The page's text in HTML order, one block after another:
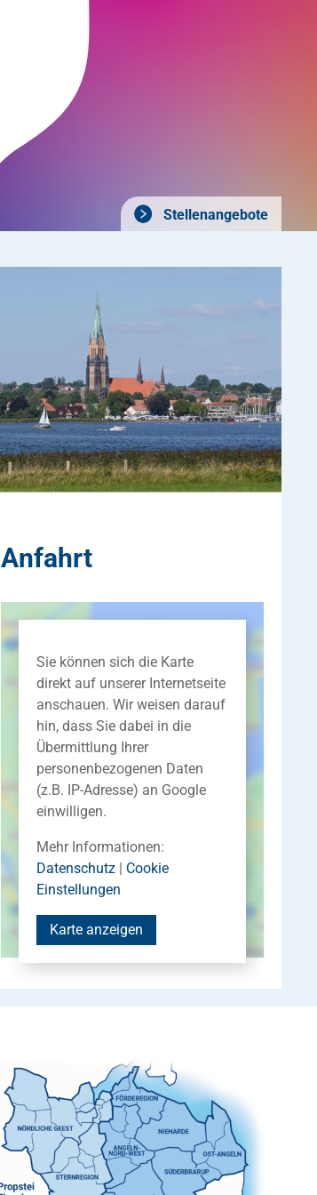
Stellenangebote
Anfahrt
Sie können sich die Karte
direkt auf unserer Internetseite
anschauen. Wir weisen darauf
hin, dass Sie dabei in die
Übermittlung Ihrer
personenbezogenen Daten
(z.B. IP-Adresse) an Google
einwilligen.
Mehr Informationen:
Datenschutz| Cookie
Einstellungen
Karte anzeigen